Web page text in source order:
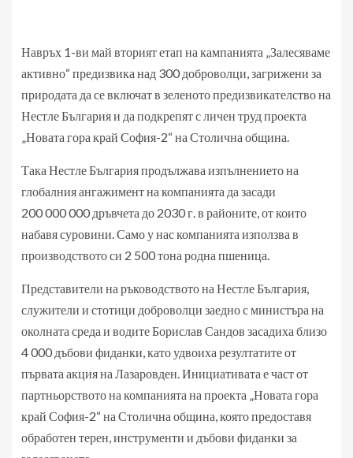
Навръх 1-ви май вторият етап на кампанията „Залесяваме
активно“ предизвика над 300 доброволци, загрижени за
природата да се включат в зеленото предизвикателство на
Нестле България и да подкрепят с личен труд проекта
„Новата гора край София-2“ на Столична община.
Така Нестле България продължава изпълнението на
глобалния ангажимент на компанията да засади
200 000 000 дръвчета до 2030 г. в районите, от които
набавя суровини. Само у нас компанията използва в
производството си 2 500 тона родна пшеница.
Представители на ръководството на Нестле България,
служители и стотици доброволци заедно с министъра на
околната среда и водите Борислав Сандов засадиха близо
4 000 дъбови фиданки, като удвоиха резултатите от
първата акция на Лазаровден. Инициативата е част от
партньорството на компанията на проекта „Новата гора
край София-2“ на Столична община, която предоставя
обработен терен, инструменти и дъбови фиданки за